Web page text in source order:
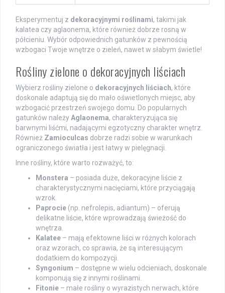
Eksperymentuj z dekoracyjnymi roślinami, takimi jak
kalatea czy aglaonema, które również dobrze rosną w
półcieniu. Wybór odpowiednich gatunków z pewnością
wzbogaci Twoje wnętrze o zieleń, nawet w słabym świetle!
Rośliny zielone o dekoracyjnych liściach
Wybierz rośliny zielone o dekoracyjnych liściach, które
doskonale adaptują się do mało oświetlonych miejsc, aby
wzbogacić przestrzeń swojego domu. Do popularnych
gatunków należyAglaonema, charakteryzująca się
barwnymi liśćmi, nadającymi egzotyczny charakter wnętrz.
Również Zamioculcas dobrze radzi sobie w warunkach
ograniczonego światła i jest łatwy w pielęgnacji.
Inne rośliny, które warto rozważyć, to:
Monstera – posiada duże, dekoracyjne liście z
charakterystycznymi nacięciami, które przyciągają
wzrok.
Paprocie (np. nefrolepis, adiantum) – oferują
delikatne liście, które wprowadzają świeżość do
wnętrza.
Kalatee – mają efektowne liści w różnych kolorach
oraz wzorach, co sprawia, że są interesującym
dodatkiem do kompozycji.
Syngonium – dostępne w wielu odcieniach, doskonale
komponują się z innymi roślinami.
Fitonie – małe rośliny o wyrazistych nerwach, które